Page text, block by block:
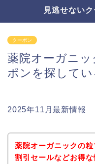
見逃せない
クーポン
薬院オーガニ
ポンを探して
2025年11月最新情報
薬院オーガニックの
割引セールなどお得